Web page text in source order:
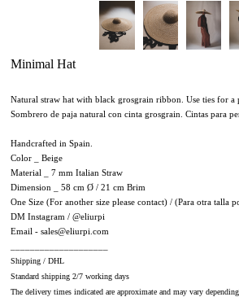
Minimal Hat
Natural straw hat with black grosgrain ribbon. Use ties for a
Sombrero de paja natural con cinta grosgrain. Cintas para
Handcrafted in Spain.
Color _ Beige
Material _ 7 mm Italian Straw
Dimension _ 58 cm Ø / 21 cm Brim
One Size (For another size please contact) / (Para otra talla
DM Instagram / @eliurpi
Email - sales@eliurpi.com
Shipping / DHL
Standard shipping 2/7 working days
The delivery times indicated are approximate and may vary